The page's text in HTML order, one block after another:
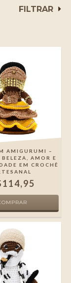
FILTRAR
AMIGURUMI –
AMOR E
EM CROCHÊ